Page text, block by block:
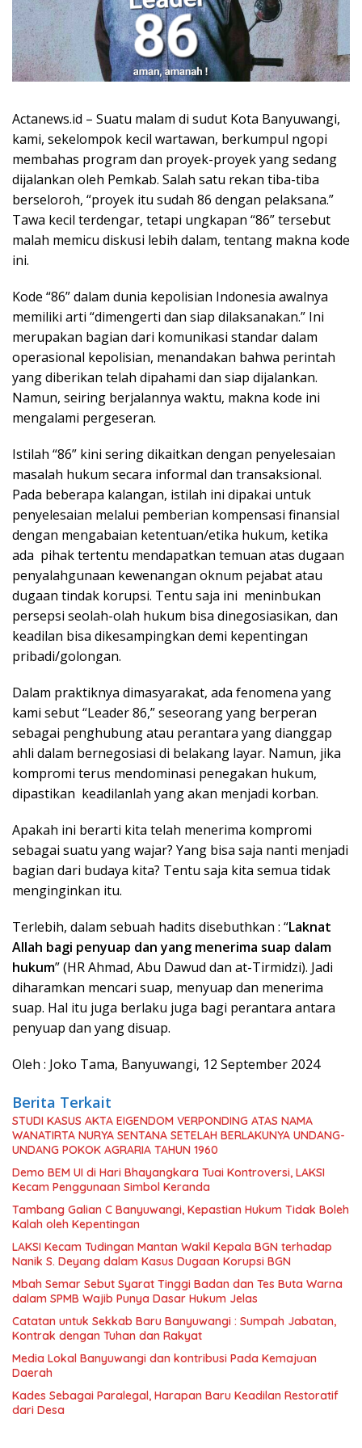
Actanews.id – Suatu malam di sudut Kota Banyuwangi,
kami, sekelompok kecil wartawan, berkumpul ngopi
membahas program dan proyek-proyek yang sedang
dijalankan oleh Pemkab. Salah satu rekan tiba-tiba
berseloroh, “proyek itu sudah 86 dengan pelaksana.”
Tawa kecil terdengar, tetapi ungkapan “86” tersebut
malah memicu diskusi lebih dalam, tentang makna kode
ini.
Kode “86” dalam dunia kepolisian Indonesia awalnya
memiliki arti “dimengerti dan siap dilaksanakan.” Ini
merupakan bagian dari komunikasi standar dalam
operasional kepolisian, menandakan bahwa perintah
yang diberikan telah dipahami dan siap dijalankan.
Namun, seiring berjalannya waktu, makna kode ini
mengalami pergeseran.
Istilah “86” kini sering dikaitkan dengan penyelesaian
masalah hukum secara informal dan transaksional.
Pada beberapa kalangan, istilah ini dipakai untuk
penyelesaian melalui pemberian kompensasi finansial
dengan mengabaian ketentuan/etika hukum, ketika
ada pihak tertentu mendapatkan temuan atas dugaan
penyalahgunaan kewenangan oknum pejabat atau
dugaan tindak korupsi. Tentu saja ini meninbukan
persepsi seolah-olah hukum bisa dinegosiasikan, dan
keadilan bisa dikesampingkan demi kepentingan
pribadi/golongan.
Dalam praktiknya dimasyarakat, ada fenomena yang
kami sebut “Leader 86,” seseorang yang berperan
sebagai penghubung atau perantara yang dianggap
ahli dalam bernegosiasi di belakang layar. Namun, jika
kompromi terus mendominasi penegakan hukum,
dipastikan keadilanlah yang akan menjadi korban.
Apakah ini berarti kita telah menerima kompromi
sebagai suatu yang wajar? Yang bisa saja nanti menjadi
bagian dari budaya kita? Tentu saja kita semua tidak
menginginkan itu.
Terlebih, dalam sebuah hadits disebuthkan : “Laknat
Allah bagi penyuap dan yang menerima suap dalam
hukum” (HR Ahmad, Abu Dawud dan at-Tirmidzi). Jadi
diharamkan mencari suap, menyuap dan menerima
suap. Hal itu juga berlaku juga bagi perantara antara
penyuap dan yang disuap.
Oleh : Joko Tama, Banyuwangi, 12 September 2024
Berita Terkait
STUDI KASUS AKTA EIGENDOM VERPONDING ATAS NAMA
WANATIRTA NURYA SENTANA SETELAH BERLAKUNYA UNDANG-
UNDANG POKOK AGRARIA TAHUN 1960
Demo BEM UI di Hari Bhayangkara Tuai Kontroversi, LAKSI
Kecam Penggunaan Simbol Keranda
Tambang Galian C Banyuwangi, Kepastian Hukum Tidak Boleh
Kalah oleh Kepentingan
LAKSI Kecam Tudingan Mantan Wakil Kepala BGN terhadap
Nanik S. Deyang dalam Kasus Dugaan Korupsi BGN
Mbah Semar Sebut Syarat Tinggi Badan dan Tes Buta Warna
dalam SPMB Wajib Punya Dasar Hukum Jelas
Catatan untuk Sekkab Baru Banyuwangi : Sumpah Jabatan,
Kontrak dengan Tuhan dan Rakyat
Media Lokal Banyuwangi dan kontribusi Pada Kemajuan
Daerah
Kades Sebagai Paralegal, Harapan Baru Keadilan Restoratif
dari Desa